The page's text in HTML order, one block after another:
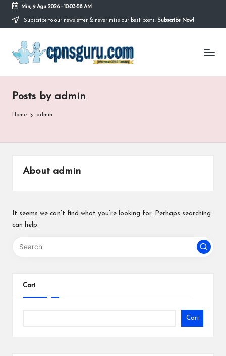
Skip
content
Min, 9 Agu 2026- 10:03:58 AM
Subscribe to our newsletter & never miss our best posts. Subscribe Now!
C
P
S
G
u.
o
m
Sharing
Info
2026/2027
Posts by admin
Home admin
About admin
It seems we can’t find what you’re looking for. Perhaps searching
can help.
Cari
Cari